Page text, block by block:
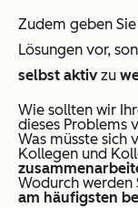
Zudem geben
Lösungen vor,
selbst aktivzu
Wie sollten wir
dieses Problems
Was müsste sich
Kollegen und
Wodurch werden
am häufigsten